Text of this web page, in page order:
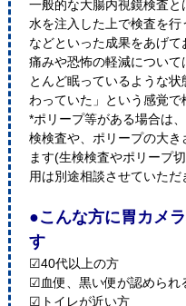
一般的な大腸内視鏡検査
水を注入した上で検査を
などといった成果をあげて
痛みや恐怖の軽減につい
とんど眠っているような
わっていた」という感覚で
*ポリープ等がある場合は
検検査や、ポリープの大
ます(生検検査やポリープ
用は別途相談させていただ
●こんな方に胃カメ
す
☑40代以上の方
☑血便、黒い便が認められ
☑トイレが近い方